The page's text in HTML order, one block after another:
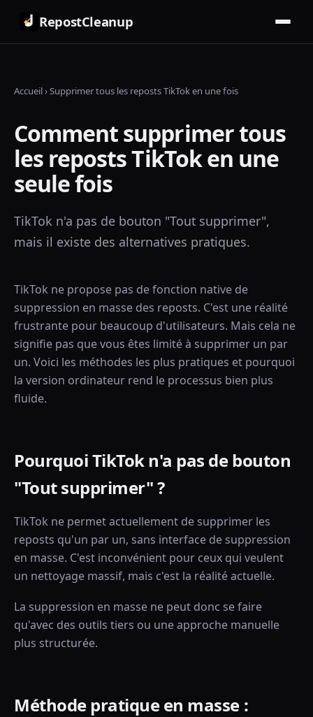
RepostCleanup
Accueil›Supprimer tous les reposts TikTok en une fois
Comment supprimer tous
les reposts TikTok en une
seule fois
TikTok n'a pas de bouton "Tout supprimer",
mais il existe des alternatives pratiques.
TikTok ne propose pas de fonction native de
suppression en masse des reposts. C'est une réalité
frustrante pour beaucoup d'utilisateurs. Mais cela ne
signifie pas que vous êtes limité à supprimer un par
un. Voici les méthodes les plus pratiques et pourquoi
la version ordinateur rend le processus bien plus
fluide.
Pourquoi TikTok n'a pas de bouton
"Tout supprimer" ?
TikTok ne permet actuellement de supprimer les
reposts qu'un par un, sans interface de suppression
en masse. C'est inconvénient pour ceux qui veulent
un nettoyage massif, mais c'est la réalité actuelle.
La suppression en masse ne peut donc se faire
qu'avec des outils tiers ou une approche manuelle
plus structurée.
Méthode pratique en masse :